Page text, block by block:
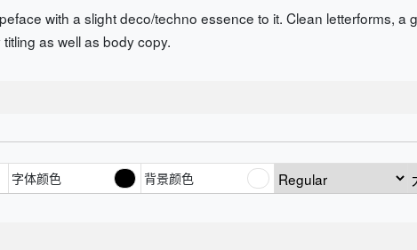
with a slight deco/techno essence to it. Clean letterforms, a
as well as body copy.
字体颜色 背景颜色